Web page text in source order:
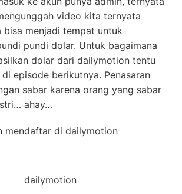
video kita ternyata
menjadi tempat untuk
pundi dolar. Untuk bagaimana
dolar dari dailymotion tentu
episode berikutnya. Penasaran
sabar karena orang yang sabar
ahay…
mendaftar di dailymotion
dailymotion